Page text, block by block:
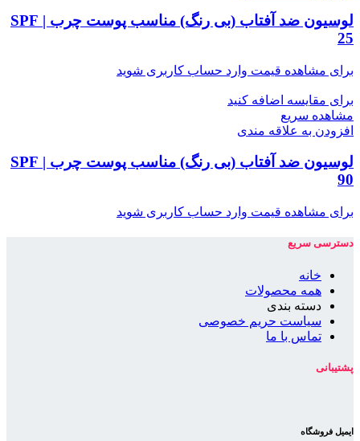
لوسیون ضد آفتاب (بی رنگ) مناسب پوست چرب | SPF
25
برای مشاهده قیمت وارد حساب کاربری شوید
برای مقایسه اضافه کنید
مشاهده سریع
افزودن به علاقه مندی
لوسیون ضد آفتاب (بی رنگ) مناسب پوست چرب | SPF
90
برای مشاهده قیمت وارد حساب کاربری شوید
دسترسی سریع
خانه
همه محصولات
دسته بندی
سیاست حریم خصوصی
تماس با ما
پشتیبانی
ایمیل فروشگاه